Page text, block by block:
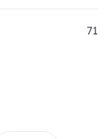
71